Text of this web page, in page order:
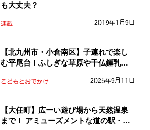
も大丈夫？
連載 2019年1月9日
【北九州市・小倉南区】子連れで楽し
む平尾台！ふしぎな草原や千仏鍾乳洞
こどもとおでかけ 2025年9月11日
【大任町】広ーい遊び場から天然温泉
まで！ アミューズメントな道の駅・お